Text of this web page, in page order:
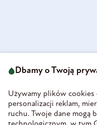
58-160 Świebodzice
REGON 890213034
INFORMACJE
Dbamy o Twoją
Używamy plików cookies
personalizacji reklam,
ruchu. Twoje dane mogą